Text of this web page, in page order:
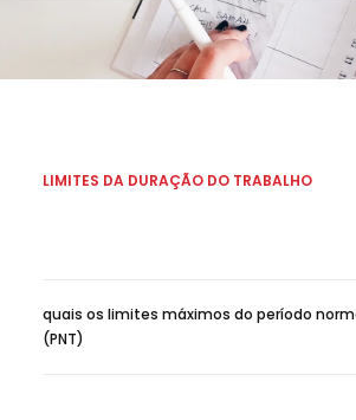
LIMITES DA DURAÇÃO DO TRABALHO
quais os limites máximos do período
(PNT)